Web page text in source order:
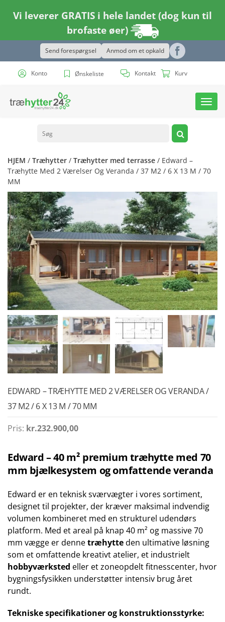
Vi leverer GRATIS i hele landet (dog kun til
brofaste øer)
Send forespørgsel Anmod om et opkald
Konto Ønskeliste Kontakt Kurv
HJEM / Træhytter / Træhytter med terrasse / Edward –
Træhytte Med 2 Værelser Og Veranda / 37 M2 / 6 X 13 M / 70
MM
EDWARD – TRÆHYTTE MED 2 VÆRELSER OG VERANDA /
37 M2 / 6 X 13 M / 70 MM
Pris: kr.232.900,00
Edward – 40 m² premium træhytte med 70
mm bjælkesystem og omfattende veranda
Edward er en teknisk sværvægter i vores sortiment,
designet til projekter, der kræver maksimal indvendig
volumen kombineret med en strukturel udendørs
platform. Med et areal på knap 40 m² og massive 70
mm vægge er dennetræhytteden ultimative løsning
som et omfattende kreativt atelier, et industrielt
hobbyværksted eller et zoneopdelt fitnesscenter, hvor
bygningsfysikken understøtter intensiv brug året
rundt.
Tekniske specifikationer og konstruktionsstyrke: